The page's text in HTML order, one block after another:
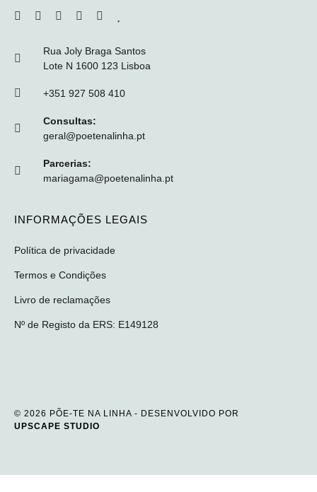
Rua Joly Braga Santos
Lote N 1600 123 Lisboa
+351 927 508 410
Consultas:
geral@poetenalinha.pt
Parcerias:
mariagama@poetenalinha.pt
INFORMAÇÕES LEGAIS
Política de privacidade
Termos e Condições
Livro de reclamações
Nº de Registo da ERS: E149128
© 2026 PÕE-TE NA LINHA - DESENVOLVIDO POR
UPSCAPE STUDIO